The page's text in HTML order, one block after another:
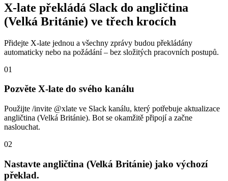
X-late překládá Slack do angličtina
(Velká Británie) ve třech krocích
Přidejte X-late jednou a všechny zprávy budou překládány
automaticky nebo na požádání – bez složitých pracovních postupů.
01
Pozvěte X-late do svého kanálu
Použijte /invite @xlate ve Slack kanálu, který potřebuje aktualizace
angličtina (Velká Británie). Bot se okamžitě připojí a začne
naslouchat.
02
Nastavte angličtina (Velká Británie) jako výchozí
překlad.